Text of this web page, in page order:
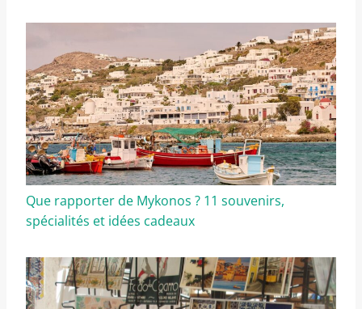
Que rapporter de Mykonos ? 11 souvenirs,
spécialités et idées cadeaux